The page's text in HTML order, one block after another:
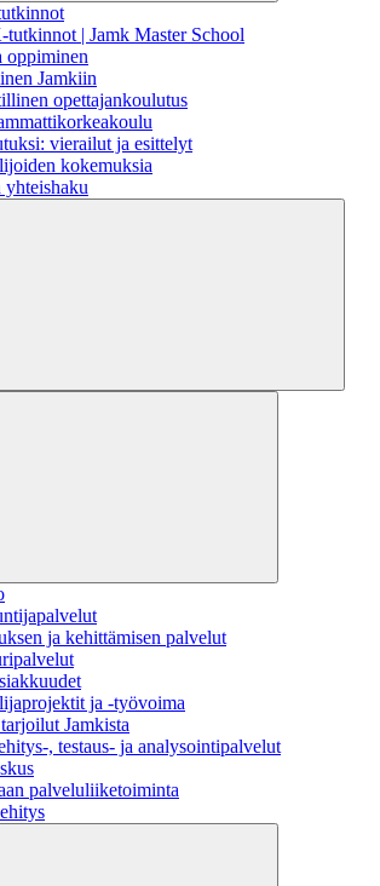
| Jamk Master School
oppiminen
Jamkiin
opettajankoulutus
vierailut ja esittelyt
kokemuksia
yhteishaku
ja kehittämisen palvelut
ja -työvoima
Jamkista
, testaus- ja analysointipalvelut
palveluliiketoiminta